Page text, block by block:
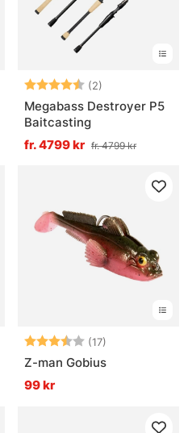
Betyg: (2)
Megabass Destroyer P5
Baitcasting
fr. 4799 kr fr. 4799 kr
Betyg: (17)
Z-man Gobius
99 kr